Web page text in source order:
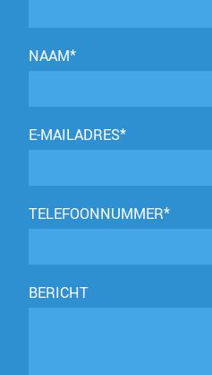
NAAM*
E-MAILADRES*
TELEFOONNUMMER*
BERICHT